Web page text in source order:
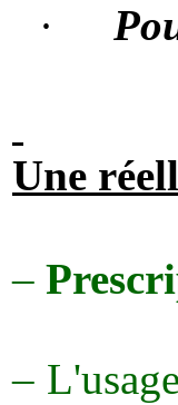
·
Une
–
–